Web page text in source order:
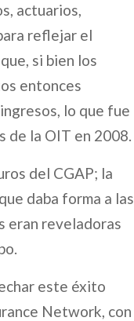
actuarios,
reflejar el
si bien los
entonces
lo que fue
de la OIT en 2008.
del CGAP; la
daba forma a las
eran reveladoras
este éxito
Network, con